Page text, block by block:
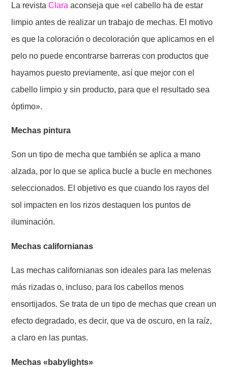
La revistaClara aconseja que «el cabello ha de estar
limpio antes de realizar un trabajo de mechas. El motivo
es que la coloración o decoloración que aplicamos en el
pelo no puede encontrarse barreras con productos que
hayamos puesto previamente, así que mejor con el
cabello limpio y sin producto, para que el resultado sea
óptimo».
Mechas pintura
Son un tipo de mecha que también se aplica a mano
alzada, por lo que se aplica bucle a bucle en mechones
seleccionados. El objetivo es que cuando los rayos del
sol impacten en los rizos destaquen los puntos de
iluminación.
Mechas californianas
Las mechas californianas son ideales para las melenas
más rizadas o, incluso, para los cabellos menos
ensortijados. Se trata de un tipo de mechas que crean un
efecto degradado, es decir, que va de oscuro, en la raíz,
a claro en las puntas.
Mechas «babylights»